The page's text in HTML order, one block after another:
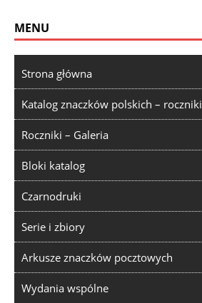
MENU
Strona główna
Katalog znaczków polskich – roczniki
Roczniki – Galeria
Bloki katalog
Czarnodruki
Serie i zbiory
Arkusze znaczków pocztowych
Wydania wspólne